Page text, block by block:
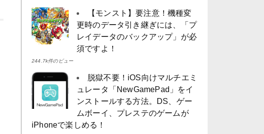
【モンスト】要注意！機種変
更時のデータ引き継ぎには、「プ
レイデータのバックアップ」が必
須ですよ！
244.7k件のビュー
脱獄不要！iOS向けマルチエミ
ュレータ「NewGamePad」をイ
ンストールする方法。DS、ゲー
ムボーイ、プレステのゲームが
iPhoneで楽しめる！